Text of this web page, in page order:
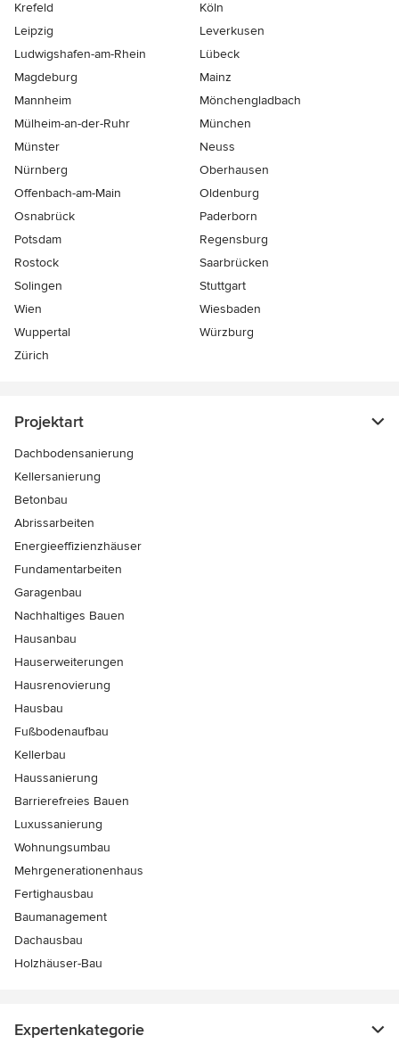
Krefeld
Köln
Leipzig
Leverkusen
Ludwigshafen-am-Rhein
Lübeck
Magdeburg
Mainz
Mannheim
Mönchen­gladbach
Mülheim-an-der-Ruhr
München
Münster
Neuss
Nürnberg
Oberhausen
Offenbach-am-Main
Oldenburg
Osnabrück
Paderborn
Potsdam
Regensburg
Rostock
Saarbrücken
Solingen
Stuttgart
Wien
Wiesbaden
Wuppertal
Würzburg
Zürich
Projektart
Dachbodensanierung
Kellersanierung
Betonbau
Abrissarbeiten
Energieeffizienzhäuser
Fundamentarbeiten
Garagenbau
Nachhaltiges Bauen
Hausanbau
Hauserweiterungen
Hausrenovierung
Hausbau
Fußbodenaufbau
Kellerbau
Haussanierung
Barrierefreies Bauen
Luxussanierung
Wohnungsumbau
Mehrgenerationenhaus
Fertighausbau
Baumanagement
Dachausbau
Holzhäuser-Bau
Expertenkategorie